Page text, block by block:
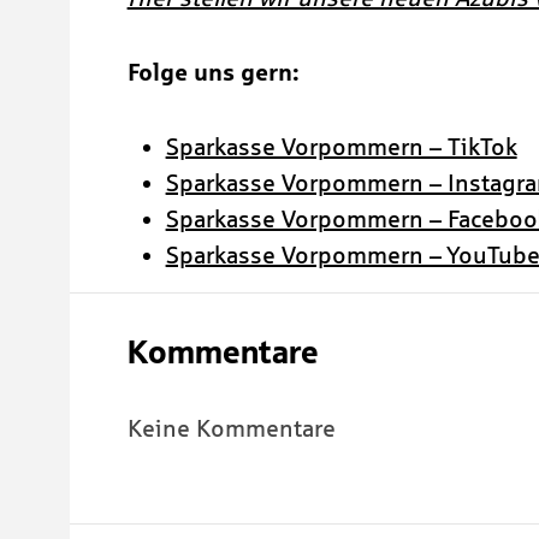
Folge uns gern:
Sparkasse Vorpommern – TikTok
Sparkasse Vorpommern –
Sparkasse Vorpommern –
Sparkasse Vorpommern – YouTube
Kommentare
Keine Kommentare